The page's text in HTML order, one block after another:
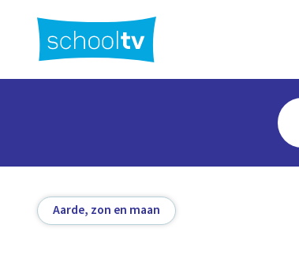
hoofdinhoud
Aarde, zon en maan